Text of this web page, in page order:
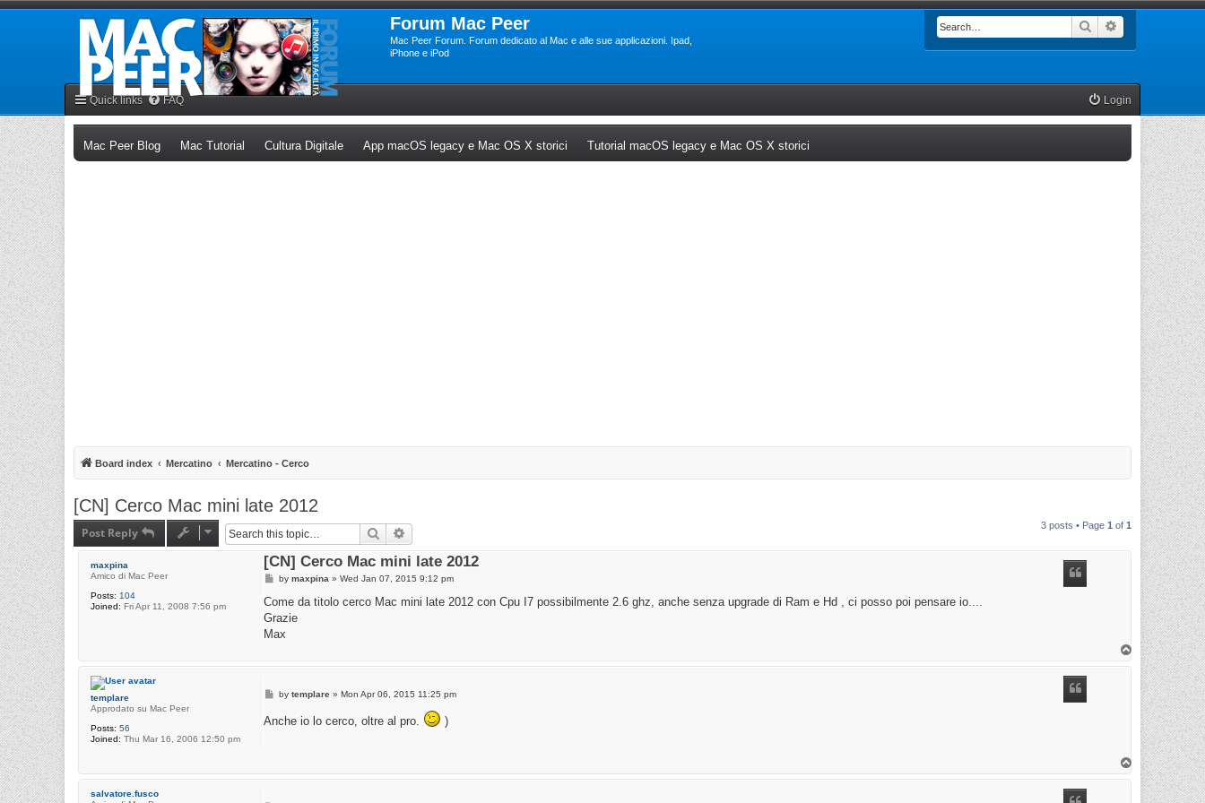
Forum Mac Peer
Mac Peer Forum. Forum dedicato al Mac e alle sue applicazioni. Ipad,
iPhone e iPod
Search
Quick links FAQ Login
Mac Peer Blog(Opens a new tab)
Mac Tutorial (Opens a new tab)
Cultura Digitale(Opens a new tab)
App macOS legacy e Mac OS X storici (Opens a new tab)
Tutorial macOS legacy e Mac OS X storici
Board index Mercatino Mercatino - Cerco
[CN] Cerco Mac mini late 2012
Post Reply Search 3 posts • Page 1 of 1
maxpina
Amico di Mac Peer
Posts: 104
Joined: Fri Apr 11, 2008 7:56 pm
[CN] Cerco Mac mini late 2012
P
s
by maxpina » Wed Jan 07, 2015 9:12 pm
Come da titolo cerco Mac mini late 2012 con Cpu I7 possibilmente 2.6 ghz, anche senza upgrade di Ram e Hd , ci posso poi pensare io....
Grazie
Max
templare
Approdato su Mac Peer
Posts: 56
Joined: Thu Mar 16, 2006 12:50 pm
P
t
by templare» Mon Apr 06, 2015 11:25 pm
Anche io lo cerco, oltre al pro. )
salvatore.fusco